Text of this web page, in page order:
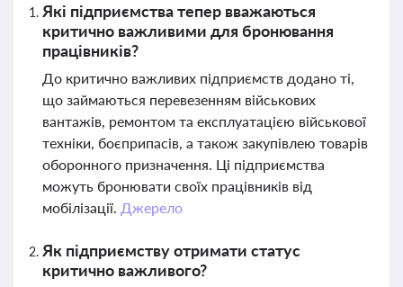
Які підприємства тепер вважаються
критично важливими для бронювання
працівників?
До критично важливих підприємств додано ті,
що займаються перевезенням військових
вантажів, ремонтом та експлуатацією військової
техніки, боєприпасів, а також закупівлею товарів
оборонного призначення. Ці підприємства
можуть бронювати своїх працівників від
мобілізації. Джерело
Як підприємству отримати статус
критично важливого?